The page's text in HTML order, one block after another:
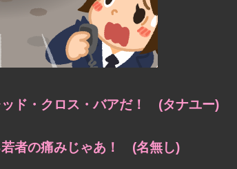
ド・クロス・バアだ！ (タナユー)
者の痛みじゃあ！ (名無し)